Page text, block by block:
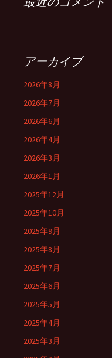
アーカイブ
2026年8月
2026年7月
2026年6月
2026年4月
2026年3月
2026年1月
2025年12月
2025年10月
2025年9月
2025年8月
2025年7月
2025年6月
2025年5月
2025年4月
2025年3月